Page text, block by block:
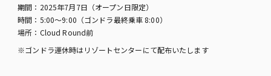
期間：2025年7月7日（オープン日限定）
時間：5:00～9:00（ゴンドラ最終乗車 8:00）
場所：Cloud Round前
※ゴンドラ運休時はリゾートセンターにて配布いたします